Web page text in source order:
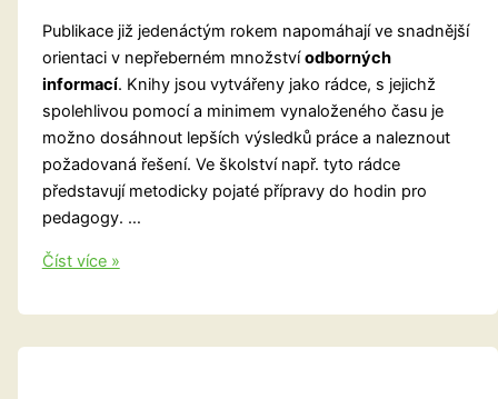
Publikace již jedenáctým rokem napomáhají ve snadnější
orientaci v nepřeberném množstvíodborných
informací. Knihy jsou vytvářeny jako rádce, s jejichž
spolehlivou pomocí a minimem vynaloženého času je
možno dosáhnout lepších výsledků práce a naleznout
požadovaná řešení. Ve školství např. tyto rádce
představují metodicky pojaté přípravy do hodin pro
pedagogy. …
Nakladatelství
Josef
Číst více »